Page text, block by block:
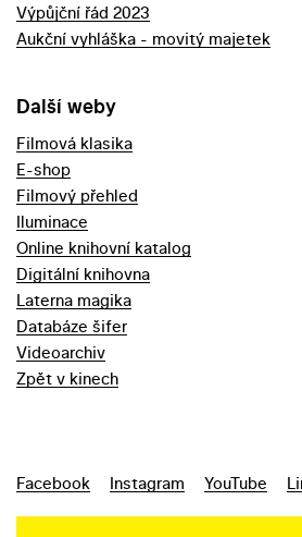
Výpůjční řád 2023
Aukční vyhláška - movitý majetek
Další weby
Filmová klasika
E-shop
Filmový přehled
Iluminace
Online knihovní katalog
Digitální knihovna
Laterna magika
Databáze šifer
Videoarchiv
Zpět v kinech
Facebook Instagram YouTube